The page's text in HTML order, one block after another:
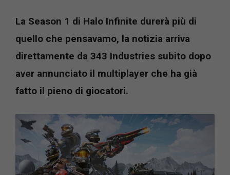
La Season 1 di Halo Infinite durerà più di
quello che pensavamo, la notizia arriva
direttamente da 343 Industries subito dopo
aver annunciato il multiplayer che ha già
fatto il pieno di giocatori.